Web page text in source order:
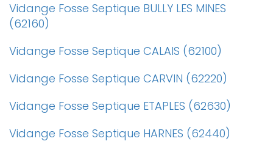
Vidange Fosse Septique BULLY LES MINES
(62160)
Vidange Fosse Septique CALAIS (62100)
Vidange Fosse Septique CARVIN (62220)
Vidange Fosse Septique ETAPLES (62630)
Vidange Fosse Septique HARNES (62440)